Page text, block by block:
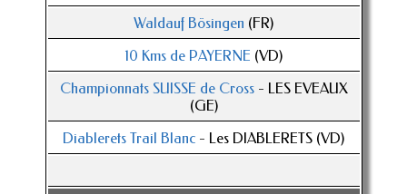
Waldauf Bösingen (FR)
10 Kms de PAYERNE (VD)
Championnats SUISSE de Cross- LES EVEAUX
(GE)
Diablerets Trail Blanc - Les DIABLERETS (VD)